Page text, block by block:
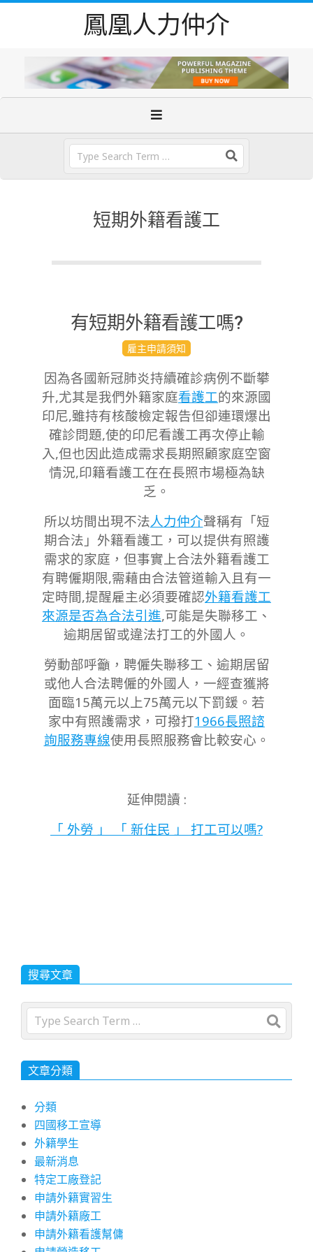
鳳凰人力仲介
短期外籍看護工
有短期外籍看護工嗎?
28
雇主申請須知
因為各國新冠肺炎持續確診病例不斷攀
升,尤其是我們外籍家庭看護工的來源國
印尼,雖持有核酸檢定報告但卻連環爆出
確診問題,使的印尼看護工再次停止輸
入,但也因此造成需求長期照顧家庭空窗
情況,印籍看護工在在長照市場極為缺
乏。
所以坊間出現不法人力仲介聲稱有「短
期合法」外籍看護工，可以提供有照護
需求的家庭，但事實上合法外籍看護工
有聘僱期限,需藉由合法管道輸入且有一
定時間,提醒雇主必須要確認外籍看護工
來源是否為合法引進,可能是失聯移工、
逾期居留或違法打工的外國人。
勞動部呼籲，聘僱失聯移工、逾期居留
或他人合法聘僱的外國人，一經查獲將
面臨15萬元以上75萬元以下罰鍰。若
家中有照護需求，可撥打1966長照諮
詢服務專線使用長照服務會比較安心。
延伸閱讀 :
「 外勞 」 「 新住民 」 打工可以嗎?
搜尋文章
Search
文章分類
分類
四國移工宣導
外籍學生
最新消息
特定工廠登記
申請外籍實習生
申請外籍廠工
申請外籍看護幫傭